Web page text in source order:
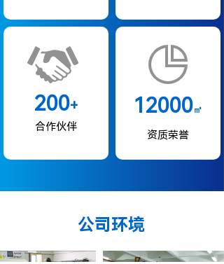
200+
合作伙伴
12000㎡
资质荣誉
公司环境